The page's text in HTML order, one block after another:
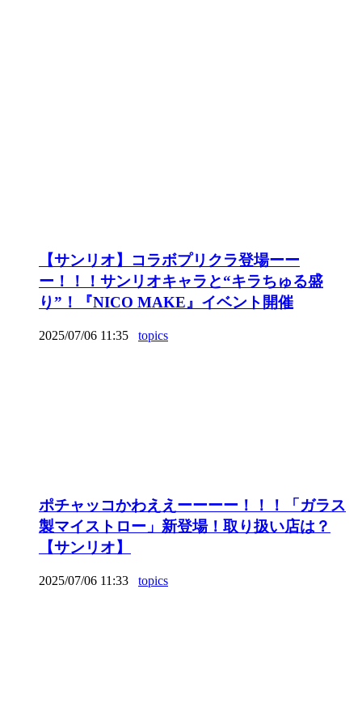
【サンリオ】コラボプリクラ登場ーー
ー！！！サンリオキャラと“キラちゅる盛
り”！『NICO MAKE』イベント開催
2025/07/06 11:35 topics
ポチャッコかわええーーーー！！！「ガラス
製マイストロー」新登場！取り扱い店は？
【サンリオ】
2025/07/06 11:33 topics